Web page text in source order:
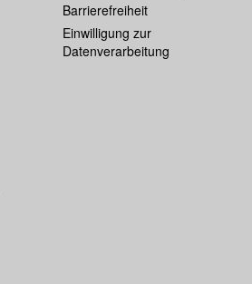
Barrierefreiheit
Einwilligung zur
Datenverarbeitung